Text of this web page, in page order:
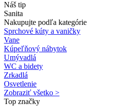
Náš tip
Sanita
Nakupujte podľa kategórie
Sprchové kúty a vaničky
Vane
Kúpeľňový nábytok
Umývadlá
WC a bidety
Zrkadlá
Osvetlenie
Zobraziť všetko >
Top značky